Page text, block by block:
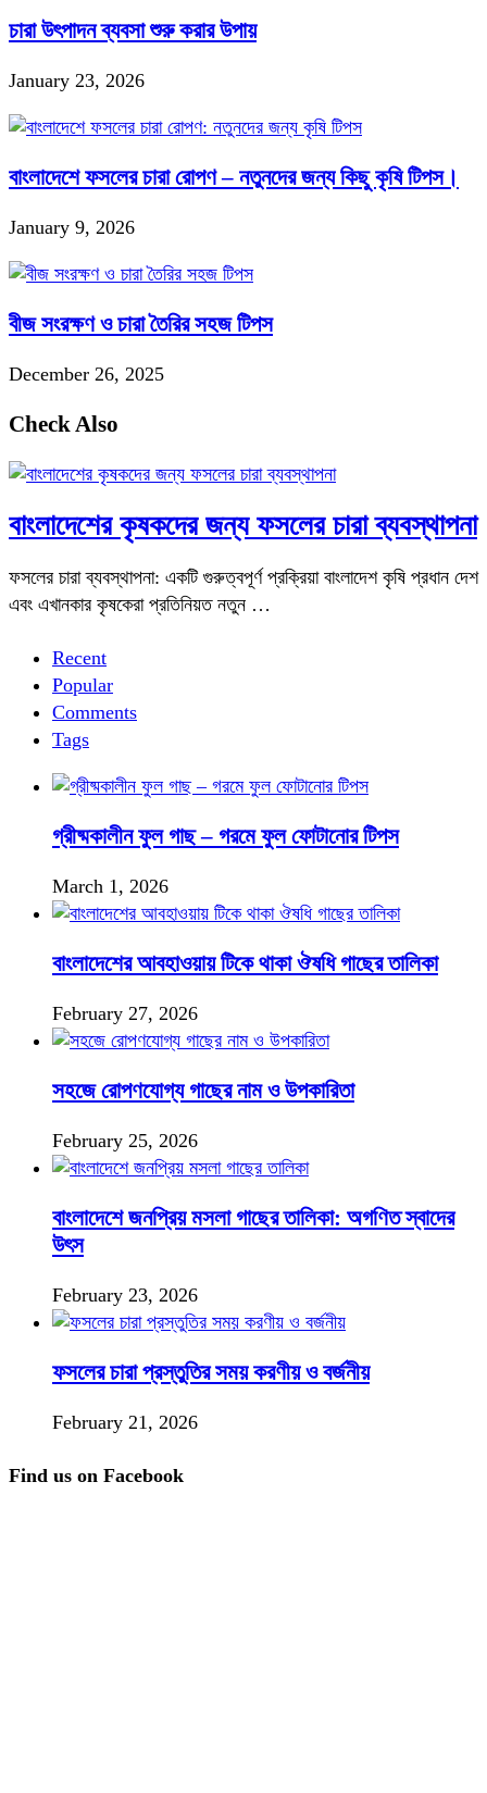
চারা উৎপাদন ব্যবসা শুরু করার উপায়
January 23, 2026
বাংলাদেশে ফসলের চারা রোপণ – নতুনদের জন্য কিছু কৃষি টিপস।
January 9, 2026
বীজ সংরক্ষণ ও চারা তৈরির সহজ টিপস
December 26, 2025
Check Also
বাংলাদেশের কৃষকদের জন্য ফসলের চারা ব্যবস্থাপনা
ফসলের চারা ব্যবস্থাপনা: একটি গুরুত্বপূর্ণ প্রক্রিয়া বাংলাদেশ কৃষি প্রধান দেশ
এবং এখানকার কৃষকেরা প্রতিনিয়ত নতুন …
Recent
Popular
Comments
Tags
গ্রীষ্মকালীন ফুল গাছ – গরমে ফুল ফোটানোর টিপস
March 1, 2026
বাংলাদেশের আবহাওয়ায় টিকে থাকা ঔষধি গাছের তালিকা
February 27, 2026
সহজে রোপণযোগ্য গাছের নাম ও উপকারিতা
February 25, 2026
বাংলাদেশে জনপ্রিয় মসলা গাছের তালিকা: অগণিত স্বাদের
উৎস
February 23, 2026
ফসলের চারা প্রস্তুতির সময় করণীয় ও বর্জনীয়
February 21, 2026
Find us on Facebook